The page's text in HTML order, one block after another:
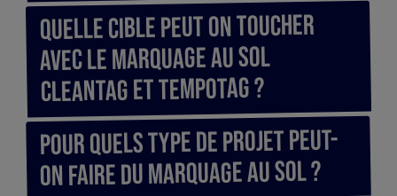
Quelle cible peut on toucher
avec le marquage au sol
cleantag et tempotag ?
Pour quels type de projet peut-
on faire du marquage au sol ?